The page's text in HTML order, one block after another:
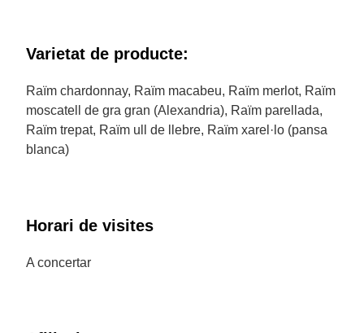
Varietat de producte:
Raïm chardonnay, Raïm macabeu, Raïm merlot, Raïm
moscatell de gra gran (Alexandria), Raïm parellada,
Raïm trepat, Raïm ull de llebre, Raïm xarel·lo (pansa
blanca)
Horari de visites
A concertar